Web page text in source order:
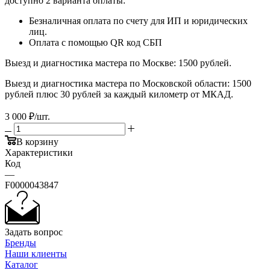
Безналичная оплата по счету для ИП и юридических
лиц.
Оплата с помощью QR код СБП
Выезд и диагностика мастера по Москве: 1500 рублей.
Выезд и диагностика мастера по Московской области: 1500
рублей плюс 30 рублей за каждый километр от МКАД.
3 000 ₽/шт.
В корзину
Характеристики
Код
—
F0000043847
Задать вопрос
Бренды
Наши клиенты
Каталог